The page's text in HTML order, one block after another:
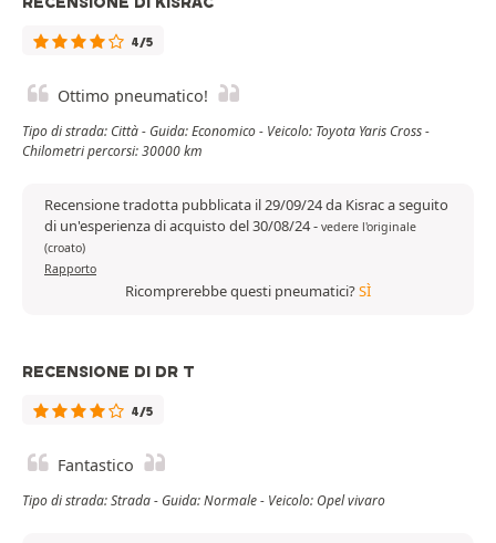
4/5
Ottimo pneumatico!
Tipo di strada: Città - Guida: Economico - Veicolo: Toyota Yaris Cross -
Chilometri percorsi: 30000 km
Recensione tradotta pubblicata il 29/09/24 da Kisrac a seguito
di un'esperienza di acquisto del 30/08/24- vedere l'originale
(croato)
Rapporto
Ricomprerebbe questi pneumatici?SÌ
RECENSIONE DI DR T
4/5
Fantastico
Tipo di strada: Strada - Guida: Normale - Veicolo: Opel vivaro